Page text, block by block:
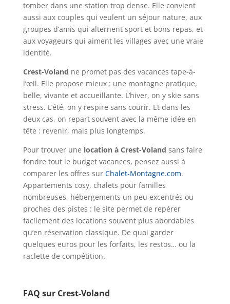
tomber dans une station trop dense. Elle convient
aussi aux couples qui veulent un séjour nature, aux
groupes d’amis qui alternent sport et bons repas, et
aux voyageurs qui aiment les villages avec une vraie
identité.
Crest-Voland ne promet pas des vacances tape-à-
l’œil. Elle propose mieux : une montagne pratique,
belle, vivante et accueillante. L’hiver, on y skie sans
stress. L’été, on y respire sans courir. Et dans les
deux cas, on repart souvent avec la même idée en
tête : revenir, mais plus longtemps.
Pour trouver une location à Crest-Voland sans faire
fondre tout le budget vacances, pensez aussi à
comparer les offres sur Chalet-Montagne.com.
Appartements cosy, chalets pour familles
nombreuses, hébergements un peu excentrés ou
proches des pistes : le site permet de repérer
facilement des locations souvent plus abordables
qu’en réservation classique. De quoi garder
quelques euros pour les forfaits, les restos… ou la
raclette de compétition.
FAQ sur Crest-Voland